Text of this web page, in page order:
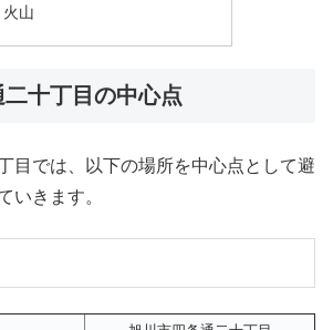
火山
十丁目の中心点
目では、以下の場所を中心点として避
いきます。